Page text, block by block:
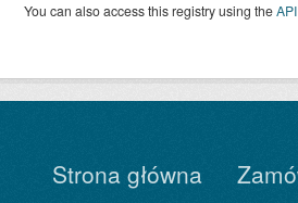
You can also access this registry using theAPI
Strona główna